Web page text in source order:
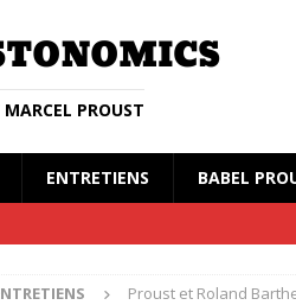
PROUST
ENTRETIENS BABEL
Proust et Roland